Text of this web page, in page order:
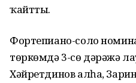
ҡайтты.
Фортепиано-соло
төркөмдә 3-сө дәрәжә
Хәйретдинов алһа,